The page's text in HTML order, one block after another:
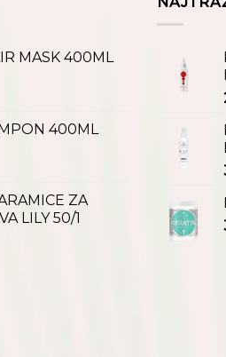
MASK 400ML
400ML
ZA
LILY 50/1